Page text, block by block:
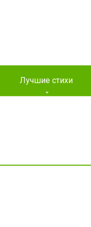
Лучшие стихи